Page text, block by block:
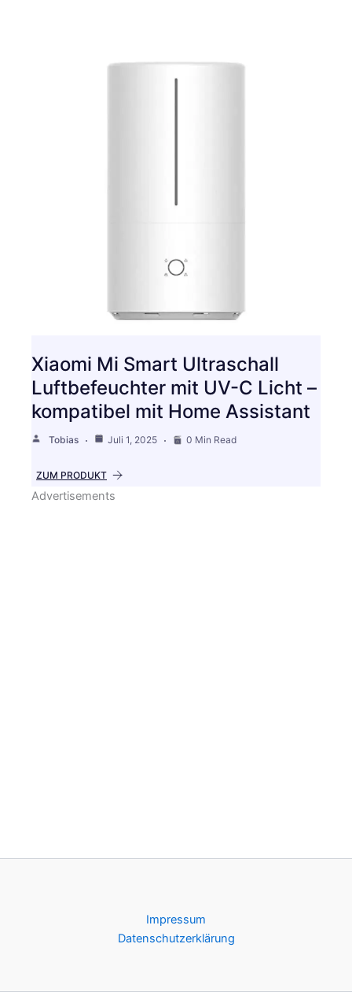
Xiaomi Mi Smart Ultraschall
Luftbefeuchter mit UV-C Licht –
kompatibel mit Home Assistant
Tobias Juli 1, 2025 0 Min Read
ZUM PRODUKT
Advertisements
Impressum
Datenschutzerklärung